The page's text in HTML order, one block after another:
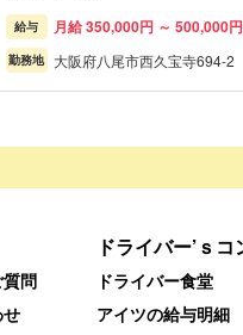
給与 月給 350,000円 ～ 500,000円
勤務地 大阪府八尾市西久宝寺694-2
問
ドライバー’ｓ
ドライバー食堂
アイツの給与明細